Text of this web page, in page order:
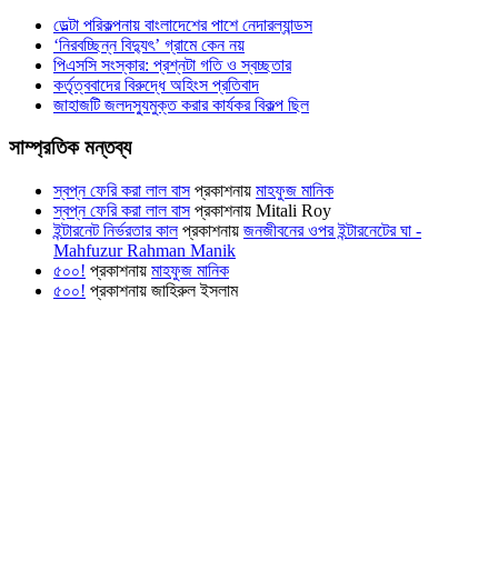
ডেল্টা পরিকল্পনায় বাংলাদেশের পাশে নেদারল্যান্ডস
‘নিরবচ্ছিন্ন বিদ্যুৎ’ গ্রামে কেন নয়
পিএসসি সংস্কার: প্রশ্নটা গতি ও স্বচ্ছতার
কর্তৃত্ববাদের বিরুদ্ধে অহিংস প্রতিবাদ
জাহাজটি জলদস্যুমুক্ত করার কার্যকর বিকল্প ছিল
সাম্প্রতিক মন্তব্য
স্বপ্ন ফেরি করা লাল বাসপ্রকাশনায় মাহফুজ মানিক
স্বপ্ন ফেরি করা লাল বাসপ্রকাশনায় Mitali Roy
ইন্টারনেট নির্ভরতার কালপ্রকাশনায় জনজীবনের ওপর ইন্টারনেটের ঘা -
Mahfuzur Rahman Manik
৫০০! প্রকাশনায় মাহফুজ মানিক
৫০০! প্রকাশনায় জাহিরুল ইসলাম